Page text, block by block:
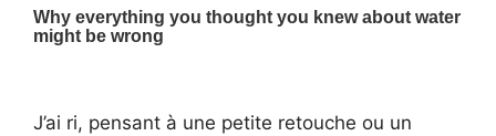
J’ai ri, pensant à une petite retouche ou un